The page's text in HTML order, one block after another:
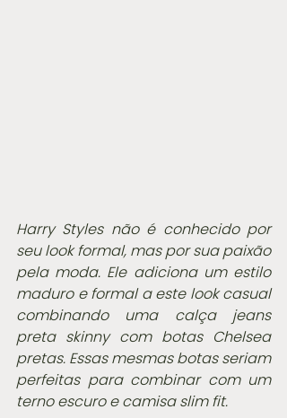
Harry Styles não é conhecido por
seu look formal, mas por sua paixão
pela moda. Ele adiciona um estilo
maduro e formal a este look casual
combinando uma calça jeans
preta skinny com botas Chelsea
pretas. Essas mesmas botas seriam
perfeitas para combinar com um
terno escuro e camisa slim fit.